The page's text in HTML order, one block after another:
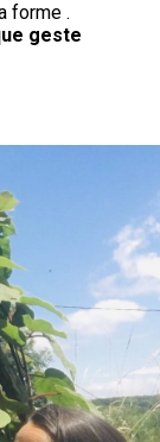
forme .
geste